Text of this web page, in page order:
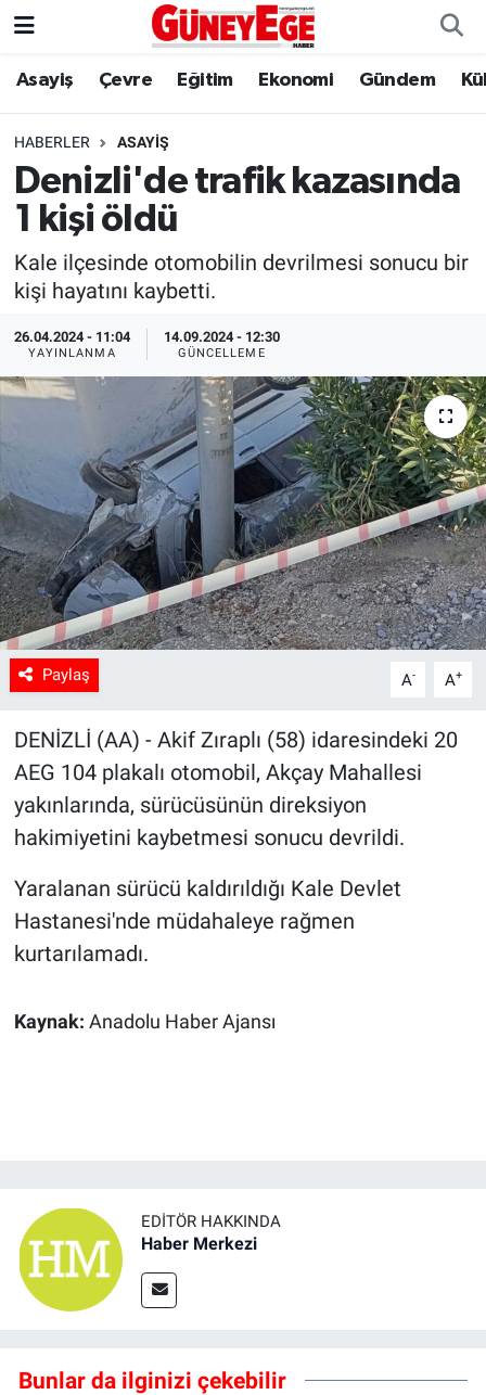
Asayiş Çevre Eğitim Ekonomi Gündem
HABERLER ASAYIŞ
Denizli'de trafik kazasında
1 kişi öldü
Kale ilçesinde otomobilin devrilmesi sonucu bir
kişi hayatını kaybetti.
26.04.2024 - 11:04
YAYINLANMA
14.09.2024 - 12:30
GÜNCELLEME
Paylaş A- A+
DENİZLİ (AA) - Akif Zıraplı (58) idaresindeki 20
AEG 104 plakalı otomobil, Akçay Mahallesi
yakınlarında, sürücüsünün direksiyon
hakimiyetini kaybetmesi sonucu devrildi.
Yaralanan sürücü kaldırıldığı Kale Devlet
Hastanesi'nde müdahaleye rağmen
kurtarılamadı.
Kaynak: Anadolu Haber Ajansı
EDITÖR HAKKINDA
Haber Merkezi
Bunlar da ilginizi çekebilir
Asayiş
Çevre
Eğitim
Ekonomi
Gündem
Kültür Sanat
Politika
Sağlık
Spor
Yaşam
Tarım
İstanbul Hava Durumu
İstanbul Trafik Yoğunluk Haritası
Süper Lig Puan Durumu ve Fikstür
Tüm Manşetler
Son Dakika Haberleri
Haber Arşivi